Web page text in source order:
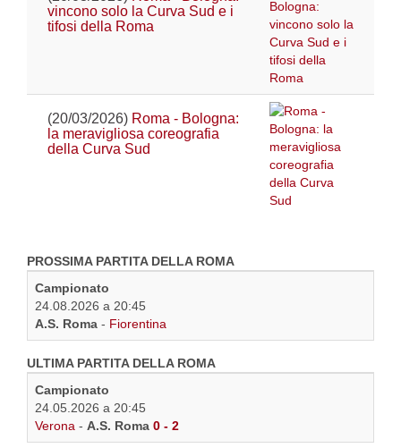
vincono solo la Curva Sud e i
tifosi della Roma
(20/03/2026) Roma - Bologna:
la meravigliosa coreografia
della Curva Sud
PROSSIMA PARTITA DELLA ROMA
Campionato
24.08.2026 a 20:45
A.S. Roma - Fiorentina
ULTIMA PARTITA DELLA ROMA
Campionato
24.05.2026 a 20:45
Verona - A.S. Roma 0 - 2